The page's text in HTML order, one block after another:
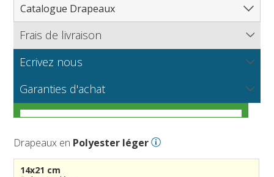
Catalogue Drapeaux
Tous les drapeaux
Amérique du Sud
Europe
Asie
Océanie
Régions françaises
Régions allemandes
Régions espagnoles
Régions italiennes
Cantons, Départements & Provinces
Départements français
Comtés anglais
Territoires britanniques d'outre mer
Villes
Villes allemandes
Villes espagnoles
Marines marchandes et militaires
Code maritime international
Courses automobiles
Drapeaux historiques
Frais de livraison
Flagsonline.fr calcule les frais d'envoi en se basant sur le
APPROFONDIR
Ecrivez nous
nos produits? Vous voulez connaitre nos prix de gros ou
bien nous proposer un partenariat ?
Garanties d'achat
Dispositions générales
Les tissus pour drapeaux
tissu pour votre drapeau
APPROFONDIR
Drapeaux en Polyester léger
14x21 cm